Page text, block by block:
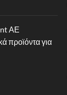
ΑΕ
προϊόντα για